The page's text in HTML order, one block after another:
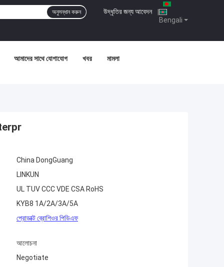
Bengali
উদ্ধৃতির জন্য আবেদন |
অনুসন্ধান করুন
আমাদের সাথে যোগাযোগ খবর মামলা
China DongGuang
LINKUN
UL TUV CCC VDE CSA RoHS
KYB8 1A/2A/3A/5A
প্রোডাক্ট ব্রোশিওর পিডিএফ
আলোচনা
Negotiate